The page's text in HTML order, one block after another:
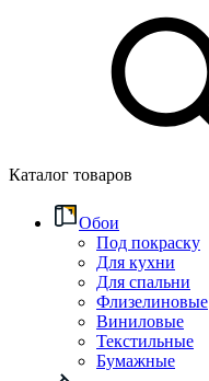
Каталог товаров
Обои
Под покраску
Для кухни
Для спальни
Флизелиновые
Виниловые
Текстильные
Бумажные